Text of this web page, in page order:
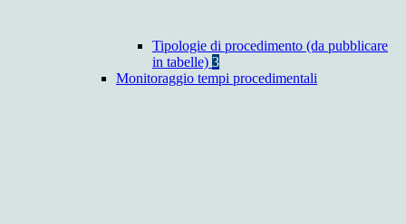
Tipologie di procedimento (da pubblicare
in tabelle) 3
Monitoraggio tempi procedimentali